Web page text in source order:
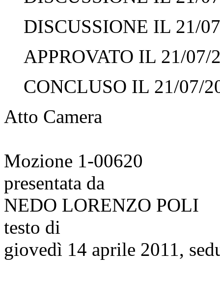
DISCUSSIONE IL 21/
APPROVATO IL 21/07/
CONCLUSO IL 21/07/
Atto Camera
Mozione 1-00620
presentata da
NEDO LORENZO POLI
testo di
giovedì 14 aprile 2011,